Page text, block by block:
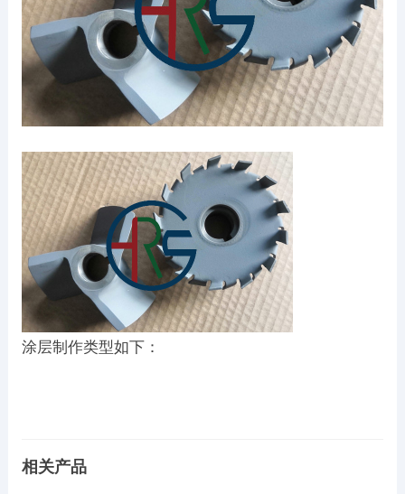
涂层制作类型如下：
相关产品